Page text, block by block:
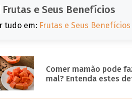
Frutas e Seus Benefícios
tudo em: Frutas e Seus Benefícios
Comer mamão pode
mal? Entenda estes